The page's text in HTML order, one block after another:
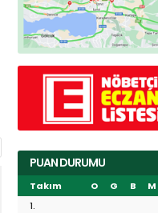
PUAN DURUMU
Takım O G B M
1.